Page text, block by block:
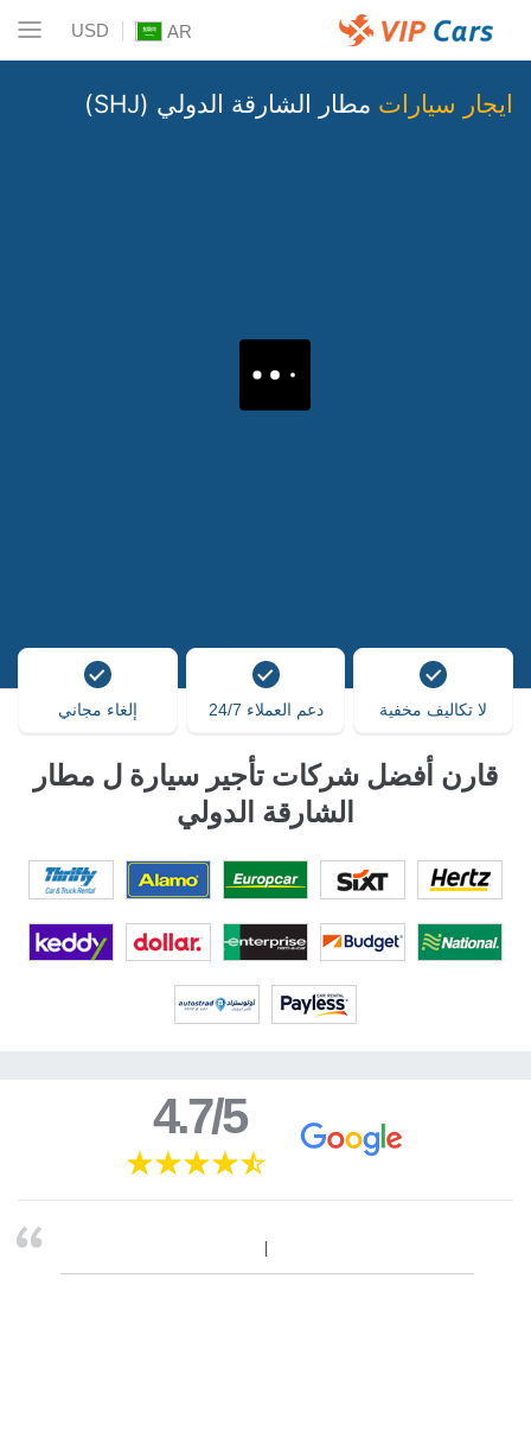
AR
USD
ايجار سيارات مطار الشارقة الدولي (SHJ)
لا تكاليف مخفية دعم العملاء 24/7 إلغاء مجاني
قارن أفضل شركات تأجير سيارة ل مطار
الشارقة الدولي
4.7/5